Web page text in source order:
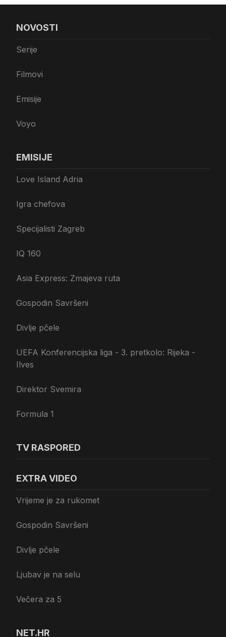
NOVOSTI
Serije
Filmovi
Emisije
Voyo
EMISIJE
Love Island Adria
Igra chefova
Specijalisti Zagreb
IQ 160
Asia Express: Zmajeva ruta
Gospodin Savršeni
Divlje pčele
UEFA Konferencijska liga - 3. pretkolo: Rijeka -
Ilves
Direktor Svemira
Formula 1
TV RASPORED
EXTRA VIDEO
Vrijeme je za rukomet
Gospodin Savršeni
Divlje pčele
Ljubav je na selu
Večera za 5
NET.HR